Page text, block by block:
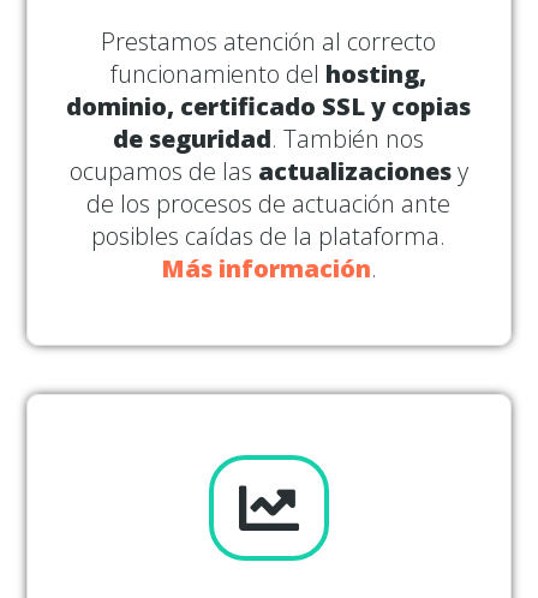
Prestamos atención al correcto
funcionamiento del hosting,
dominio, certificado SSL y copias
de seguridad. También nos
ocupamos de las actualizacionesy
de los procesos de actuación ante
posibles caídas de la plataforma.
Más información.